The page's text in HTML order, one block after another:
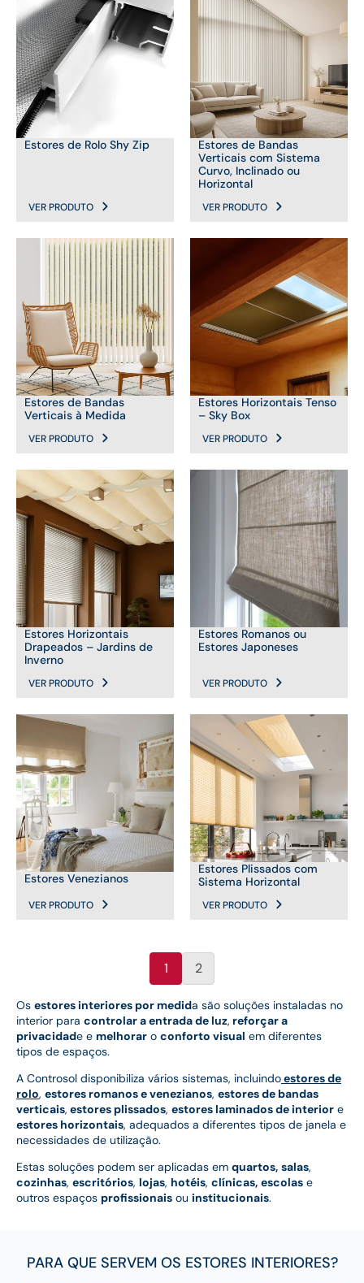
Os estores interiores por medida são soluções instaladas no
interior para controlar a entrada de luz, reforçar a
privacidade e melhorar o conforto visual em diferentes
tipos de espaços.
A Controsol disponibiliza vários sistemas, incluindoestores de
rolo, estores romanos e venezianos, estores de bandas
verticais, estores plissados, estores laminados de interior e
estores horizontais, adequados a diferentes tipos de janela e
necessidades de utilização.
Estas soluções podem ser aplicadas em quartos, salas,
cozinhas, escritórios, lojas, hotéis, clínicas, escolas e
outros espaços profissionais ou institucionais.
Estores de Rolo Shy Zip
VER PRODUTO
Estores de Bandas
Verticais com Sistema
Curvo, Inclinado ou
Horizontal
VER PRODUTO
Estores de Bandas
Verticais à Medida
VER PRODUTO
Estores Horizontais Tenso
– Sky Box
VER PRODUTO
Estores Horizontais
Drapeados – Jardins de
Inverno
VER PRODUTO
Estores Romanos ou
Estores Japoneses
VER PRODUTO
Estores Venezianos
VER PRODUTO
Estores Plissados com
Sistema Horizontal
VER PRODUTO
1 2
PARA QUE SERVEM OS ESTORES INTERIORES?